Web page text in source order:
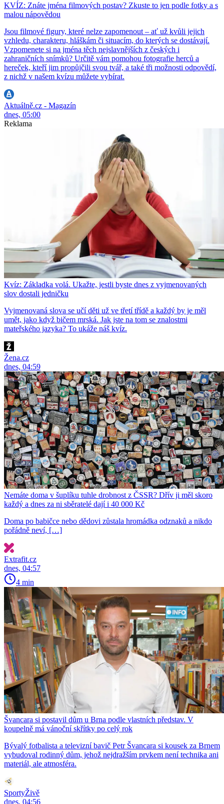
KVÍZ: Znáte jména filmových postav? Zkuste to jen podle fotky a s
malou nápovědou
Jsou filmové figury, které nelze zapomenout – ať už kvůli jejich
vzhledu, charakteru, hláškám či situacím, do kterých se dostávají.
Vzpomenete si na jména těch nejslavnějších z českých i
zahraničních snímků? Určitě vám pomohou fotografie herců a
hereček, kteří jim propůjčili svou tvář, a také tři možnosti odpovědí,
z nichž v našem kvízu můžete vybírat.
Aktuálně.cz - Magazín
dnes, 05:00
Reklama
Kvíz: Základka volá. Ukažte, jestli byste dnes z vyjmenovaných
slov dostali jedničku
Vyjmenovaná slova se učí děti už ve třetí třídě a každý by je měl
umět, jako když bičem mrská. Jak jste na tom se znalostmi
mateřského jazyka? To ukáže náš kvíz.
Žena.cz
dnes, 04:59
Nemáte doma v šuplíku tuhle drobnost z ČSSR? Dřív ji měl skoro
každý a dnes za ni sběratelé dají i 40 000 Kč
Doma po babičce nebo dědovi zůstala hromádka odznaků a nikdo
pořádně neví, […]
Extrafit.cz
dnes, 04:57
4 min
Švancara si postavil dům u Brna podle vlastních představ. V
koupelně má vánoční skřítky po celý rok
Bývalý fotbalista a televizní bavič Petr Švancara si kousek za Brnem
vybudoval rodinný dům, jehož nejdražším prvkem není technika ani
materiál, ale atmosféra.
SportyŽivě
dnes, 04:56